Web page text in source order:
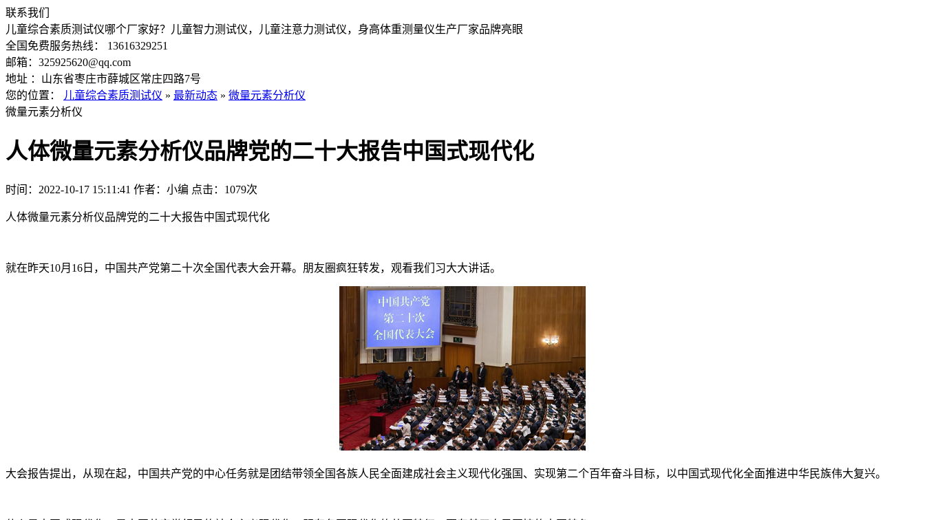
联系我们
儿童综合素质测试仪哪个厂家好？儿童智力测试仪，儿童注意力测试仪，身高体重测量仪生产厂家品牌亮眼
全国免费服务热线： 13616329251
邮箱：325925620@qq.com
地址 ：山东省枣庄市薛城区常庄四路7号
您的位置：
儿童综合素质测试仪 » 最新动态 » 微量元素分析仪
微量元素分析仪
人体微量元素分析仪品牌党的二十大报告中国式现代化
时间：2022-10-17 15:11:41 作者：小编 点击： 1079次
人体微量元素分析仪品牌党的二十大报告中国式现代化
就在昨天10月16日，中国共产党第二十次全国代表大会开幕。朋友圈疯狂转发，观看我们习大大讲话。
大会报告提出，从现在起，中国共产党的中心任务就是团结带领全国各族人民全面建成社会主义现代化强国、实现第二个百年奋斗目标，以中国式现代化全面推进中华民族伟大复兴。